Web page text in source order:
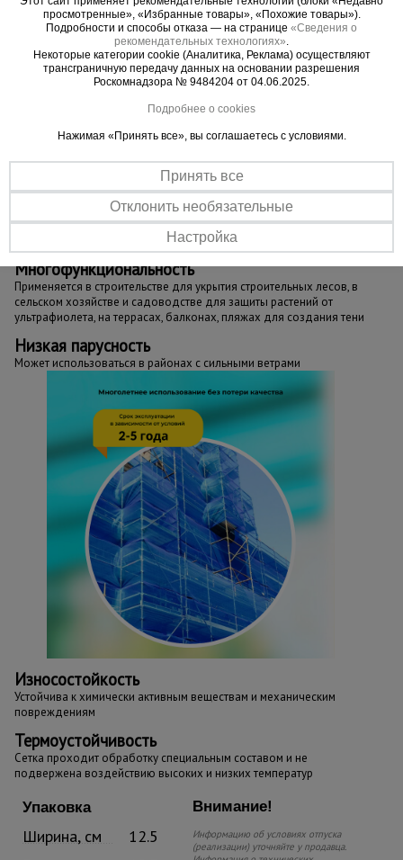
компании, курьерские службы, пункты выдачи
маркетплейсов.
Менеджеры помогут подобрать:сетку для
теплиц, строительных лесов, фасадных работ,
конструкций, навесов и пляжных зон.
Важные преимущества –
эффективная работа
Многофункциональность
Применяется в строительстве для укрытия строительных лесов, в
сельском хозяйстве и садоводстве для защиты растений от
ультрафиолета, на террасах, балконах, пляжах для создания тени
Низкая парусность
Может использоваться в районах с сильными ветрами
Износостойкость
Устойчива к химически активным веществам и механическим
повреждениям
Термоустойчивость
Сетка проходит обработку специальным составом и не
подвержена воздействию высоких и низких температур
Упаковка
Ширина, см
12.5
Внимание!
Информацию об условиях отпуска
(реализации) уточняйте у продавца.
просмотренные», «Избранные товары», «Похожие товары»).
Подробности и способы отказа — на странице «Сведения о
рекомендательных технологиях»
Некоторые категории cookie (Аналитика, Реклама) осуществляют
трансграничную передачу данных на основании разрешения
Роскомнадзора № 9484204 от 04.06.2025.
Подробнее о cookies
Нажимая «Принять все», вы соглашаетесь с условиями.
Принять все
Отклонить необязательные
Настройка